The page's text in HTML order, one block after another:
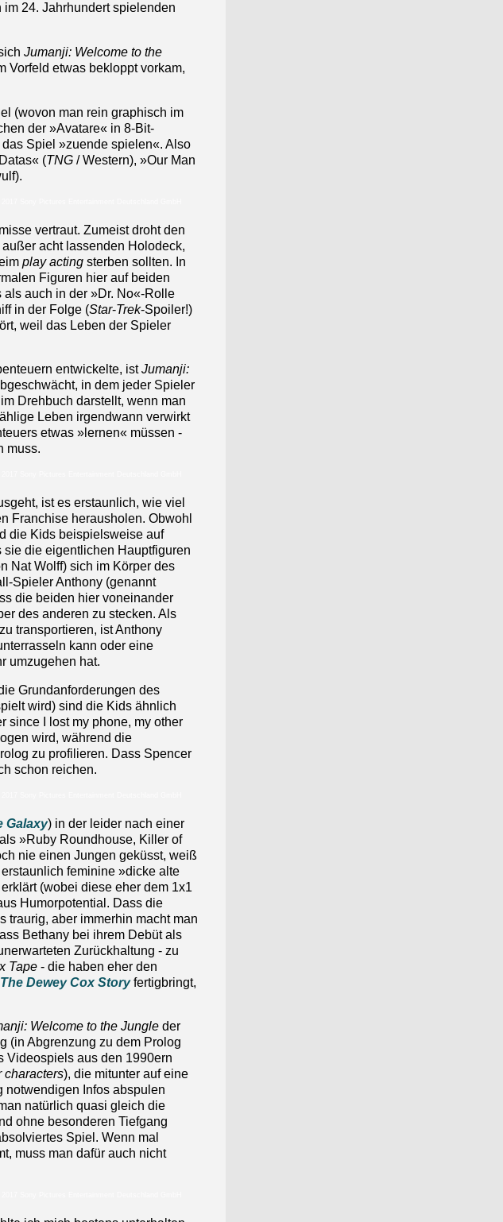
24. Jahrhundert spielenden
Jumanji: Welcome to the
Vorfeld etwas bekloppt vorkam,
(wovon man rein graphisch im
der »Avatare« in 8-Bit-
Spiel »zuende spielen«. Also
(TNG / Western), »Our Man
vertraut. Zumeist droht den
acht lassenden Holodeck,
play acting sterben sollten. In
Figuren hier auf beiden
auch in der »Dr. No«-Rolle
in der Folge (Star-Trek-Spoiler!)
weil das Leben der Spieler
entwickelte, istJumanji:
in dem jeder Spieler
Drehbuch darstellt, wenn man
Leben irgendwann verwirkt
etwas »lernen« müssen -
muss.
ist es erstaunlich, wie viel
Franchise herausholen. Obwohl
die Kids beispielsweise auf
sie die eigentlichen Hauptfiguren
Nat Wolff) sich im Körper des
Spieler Anthony (genannt
die beiden hier voneinander
des anderen zu stecken. Als
transportieren, ist Anthony
kann oder eine
umzugehen hat.
Grundanforderungen des
wird) sind die Kids ähnlich
since I lost my phone, my other
wird, während die
zu profilieren. Dass Spencer
schon reichen.
Galaxy) in der leider nach einer
»Ruby Roundhouse, Killer of
nie einen Jungen geküsst, weiß
feminine »dicke alte
(wobei diese eher dem 1x1
Humorpotential. Dass die
traurig, aber immerhin macht man
Bethany bei ihrem Debüt als
Zurückhaltung - zu
Tape - die haben eher den
Dewey Cox Storyfertigbringt,
Welcome to the Jungle der
(in Abgrenzung zu dem Prolog
Videospiels aus den 1990ern
characters), die mitunter auf eine
notwendigen Infos abspulen
natürlich quasi gleich die
ohne besonderen Tiefgang
Spiel. Wenn mal
muss man dafür auch nicht